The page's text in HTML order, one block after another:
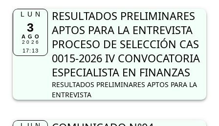
LUN
3
AGO
2026
17:13
RESULTADOS PRELIMINARES
APTOS PARA LA ENTREVISTA
PROCESO DE SELECCIÓN CAS
0015-2026 IV CONVOCATORIA
ESPECIALISTA EN FINANZAS
RESULTADOS PRELIMINARES APTOS PARA LA
ENTREVISTA